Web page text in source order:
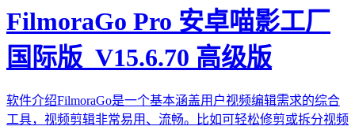
FilmoraGo Pro 安卓喵影工厂
国际版_V15.6.70 高级版
软件介绍FilmoraGo是一个基本涵盖用户视频编辑需求的综合
工具，视频剪辑非常易用、流畅。比如可轻松修剪或拆分视频